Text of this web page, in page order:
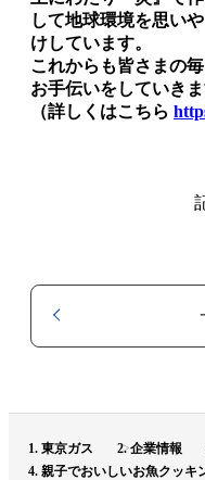
して地球環境を思い
けしています。
これからも皆さまの
お手伝いをしていきま
（詳しくはこちら
東京ガス 企業情報
親子でおいしいお魚クッキ